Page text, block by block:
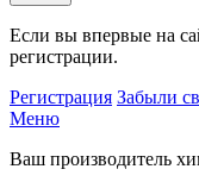
Если вы впервые на
регистрации.
Регистрация Забыли
Меню
Ваш производитель